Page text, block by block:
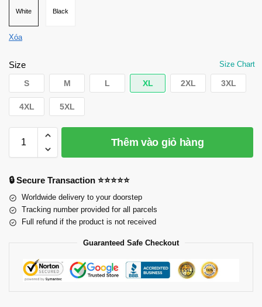
White Black
Xóa
Size Size Chart
S M L XL 2XL 3XL
4XL 5XL
Thêm vào giỏ hàng
🔒 Secure Transaction ⭐⭐⭐⭐⭐
Worldwide delivery to your doorstep
Tracking number provided for all parcels
Full refund if the product is not received
Guaranteed Safe Checkout